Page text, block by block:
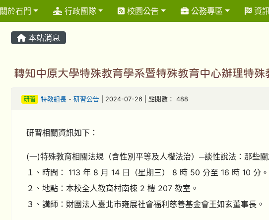
關於石門 行政團隊 校園公告 公務專區 資
本站消息
轉知中原大學特殊教育學系暨特殊教育中心辦理特殊
研習 特教組長- 研習公告 | 2024-07-26 | 點閱數： 488
研習相關資訊如下：
(一)特殊教育相關法規（含性別平等及人權法治）─談性說法：那些
１、時間： 113 年 8 月 14 日（星期三） 8 時 50 分至 16 時 10 分。
２、地點：本校全人教育村南棟 2 樓 207 教室。
３、講師：財團法人臺北市雍展社會福利慈善基金會王如玄董事長。